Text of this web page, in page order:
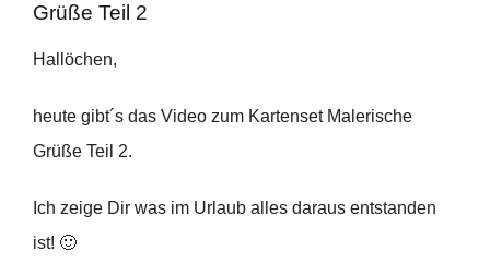
Grüße Teil 2
Hallöchen,
heute gibt´s das Video zum Kartenset Malerische
Grüße Teil 2.
Ich zeige Dir was im Urlaub alles daraus entstanden
ist! 🙂